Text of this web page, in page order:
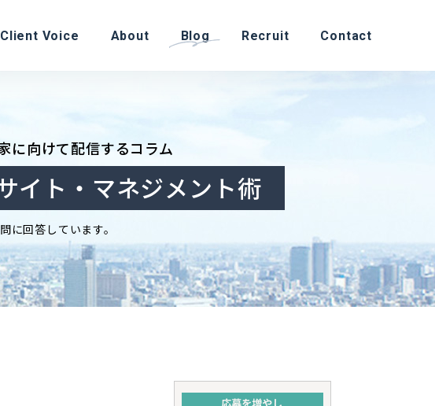
Client Voice About Blog Recruit Contact
に向けて配信するコラム
イト・マネジメント術
に回答しています。